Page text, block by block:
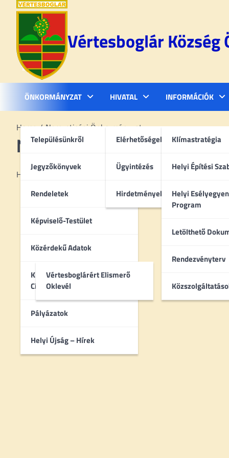
Vértesboglár
ÖNKORMÁNYZAT
Településünkről
Jegyzőkönyvek
Rendeletek
Képviselő-Testület
Közérdekű Adatok
Kitüntetettek – Díszpolgári
Címek
Vértesboglárért Elismerő
Oklevél
Pályázatok
Helyi Újság – Hírek
HIVATAL
Elérhetőségek
Ügyintézés
Hirdetmények
INFORMÁCIÓK
Klímastratégia
Helyi Építési
Helyi
Program
Letölthető
Rendezvényterv
Home Nemzetiségi Önkormányzat
Nemzetiségi
Hamarosan…